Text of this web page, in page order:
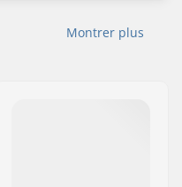
Montrer plus